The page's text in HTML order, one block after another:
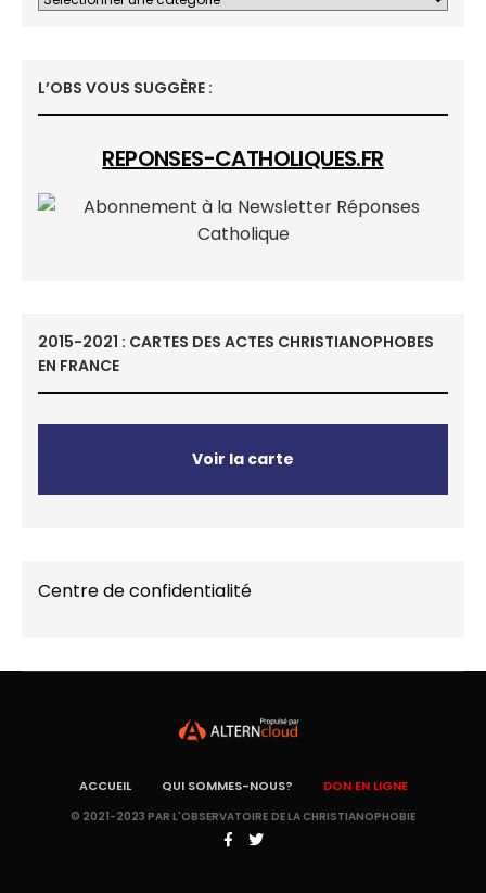
L’OBS VOUS SUGGÈRE :
REPONSES-CATHOLIQUES.FR
2015-2021 : CARTES DES ACTES CHRISTIANOPHOBES
EN FRANCE
Voir la carte
Centre de confidentialité
ACCUEIL QUI SOMMES-NOUS? DON EN LIGNE
© 2021-2023 PAR L'OBSERVATOIRE DE LA CHRISTIANOPHOBIE